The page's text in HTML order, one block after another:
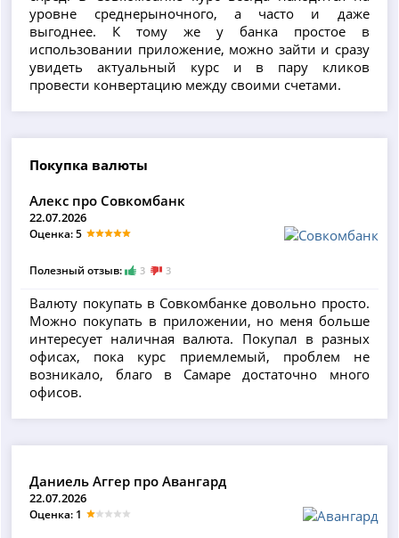
уровне среднерыночного, а часто и даже
выгоднее. К тому же у банка простое в
использовании приложение, можно зайти и сразу
увидеть актуальный курс и в пару кликов
провести конвертацию между своими счетами.
Покупка валюты
Алекс про Совкомбанк
22.07.2026
Оценка: 5
Полезный отзыв: 3 3
Валюту покупать в Совкомбанке довольно просто.
Можно покупать в приложении, но меня больше
интересует наличная валюта. Покупал в разных
офисах, пока курс приемлемый, проблем не
возникало, благо в Самаре достаточно много
офисов.
Даниель Аггер про Авангард
22.07.2026
Оценка: 1